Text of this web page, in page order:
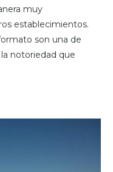
muy
establecimientos.
son una de
notoriedad que